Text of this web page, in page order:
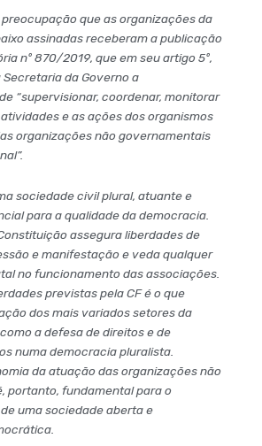
que as organizações da
assinadas receberam a publicação
nº 870/2019, que em seu artigo 5º,
da Governo a
“supervisionar, coordenar, monitorar
e as ações dos organismos
organizações não governamentais
sociedade civil plural, atuante e
para a qualidade da democracia.
assegura liberdades de
e manifestação e veda qualquer
no funcionamento das associações.
previstas pela CF é o que
dos mais variados setores da
a defesa de direitos e de
numa democracia pluralista.
da atuação das organizações não
portanto, fundamental para o
uma sociedade aberta e